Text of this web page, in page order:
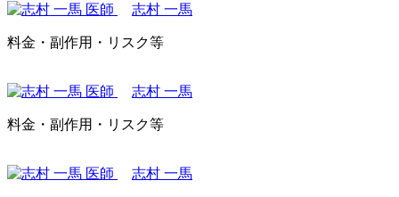
志村 一馬
料金・副作用・リスク等
志村 一馬
料金・副作用・リスク等
志村 一馬